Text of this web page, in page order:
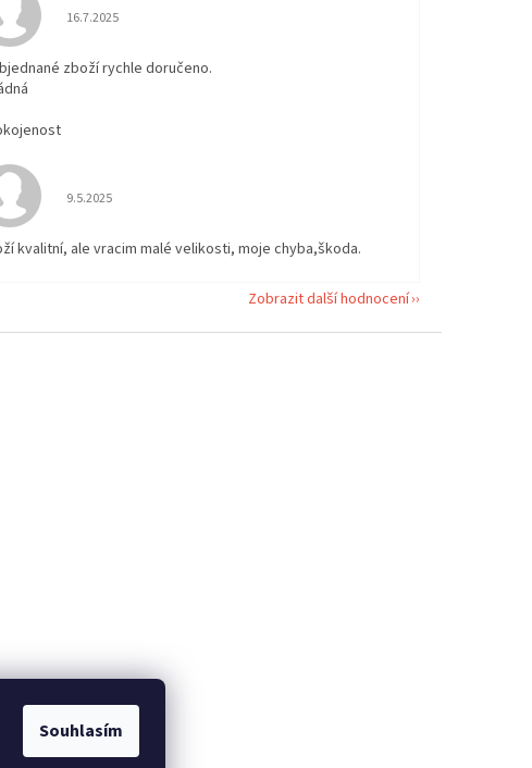
Souhlasím
Hodnocení obchodu je 5 z 5 hvězdiček.
16.7.2025
zboží rychle doručeno.
Hodnocení obchodu je 5 z 5 hvězdiček.
9.5.2025
kvalitní, ale vracim malé velikosti, moje chyba,škoda.
Zobrazit další hodnocení